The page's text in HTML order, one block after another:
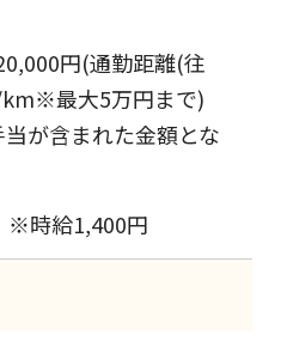
円(通勤距離(往
最大5万円まで)
が含まれた金額とな
※時給1,400円